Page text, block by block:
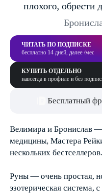
плохого, обрести
ЧИТАТЬ ПО ПОДПИСКЕ
бесплатно 14 дней, далее /мес
КУПИТЬ ОТДЕЛЬНО
навсегда в профиле и без
Бесплатный
Велимира и Бронислав
медицины, Мастера
нескольких бестселлеров.
Руны — очень простая,
эзотерическая